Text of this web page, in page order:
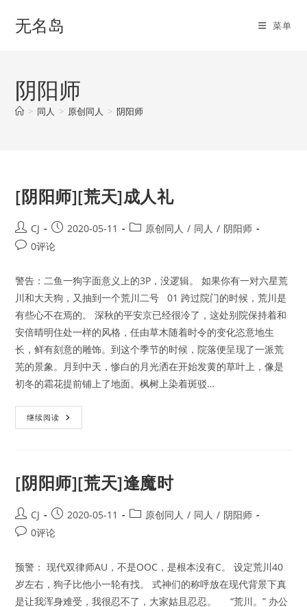
无名岛 菜单
阴阳师
> 同人 > 原创同人 > 阴阳师
[阴阳师][荒天]成人礼
Post
author:
CJ
Post
published:
2020-05-11
Post原创同人 / 同人 / 阴阳师
Post0评论
警告：二鱼一狗字面意义上的3P，没逻辑。 如果你有一对六星荒
川和大天狗，又抽到一个荒川二号 01 跨过院门的时候，荒川是
有些心不在焉的。 深秋的平安京已经很冷了，这处别院保持着和
安倍晴明住处一样的风格，任由草木随着时令的变化恣意地生
长，鲜有刻意的雕饰。到这个季节的时候，院落便呈现了一派荒
芜的景象。月到中天，惨白的月光洒在开始发黄的草叶上，像是
初冬的霜花提前铺上了地面。枫树上染着斑驳…
继续阅读 [阴
阳
人
礼
[阴阳师][荒天]逢魔时
Post
author:
CJ
Post
published:
2020-05-11
Post原创同人 / 同人 / 阴阳师
Post0评论
预警： 现代双律师AU，不是OOC，是根本没有C。 设定荒川40
岁左右，狗子比他小一轮有找。 式神们的称呼放在现代背景下真
是让我浑身难受，我很忍不了，大家姑且忍忍。 “荒川。” 办公